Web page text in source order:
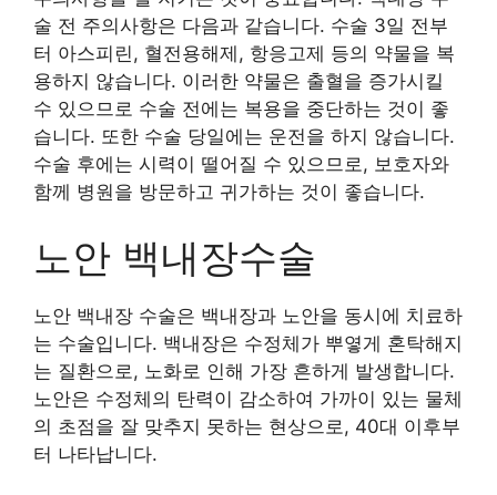
술 전 주의사항은 다음과 같습니다. 수술 3일 전부
터 아스피린, 혈전용해제, 항응고제 등의 약물을 복
용하지 않습니다. 이러한 약물은 출혈을 증가시킬
수 있으므로 수술 전에는 복용을 중단하는 것이 좋
습니다. 또한 수술 당일에는 운전을 하지 않습니다.
수술 후에는 시력이 떨어질 수 있으므로, 보호자와
함께 병원을 방문하고 귀가하는 것이 좋습니다.
노안 백내장수술
노안 백내장 수술은 백내장과 노안을 동시에 치료하
는 수술입니다. 백내장은 수정체가 뿌옇게 혼탁해지
는 질환으로, 노화로 인해 가장 흔하게 발생합니다.
노안은 수정체의 탄력이 감소하여 가까이 있는 물체
의 초점을 잘 맞추지 못하는 현상으로, 40대 이후부
터 나타납니다.